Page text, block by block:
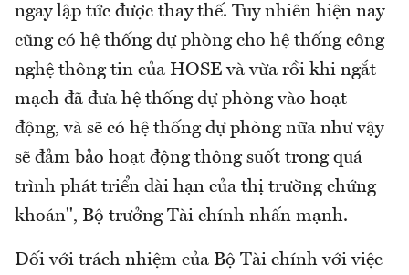
ngay lập tức được thay thế. Tuy nhiên hiện nay
cũng có hệ thống dự phòng cho hệ thống công
nghệ thông tin của HOSE và vừa rồi khi ngắt
mạch đã đưa hệ thống dự phòng vào hoạt
động, và sẽ có hệ thống dự phòng nữa như vậy
sẽ đảm bảo hoạt động thông suốt trong quá
trình phát triển dài hạn của thị trường chứng
khoán", Bộ trưởng Tài chính nhấn mạnh.
Đối với trách nhiệm của Bộ Tài chính với việc